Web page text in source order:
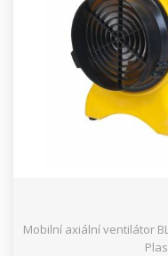
Mobilní axiální ventilátor